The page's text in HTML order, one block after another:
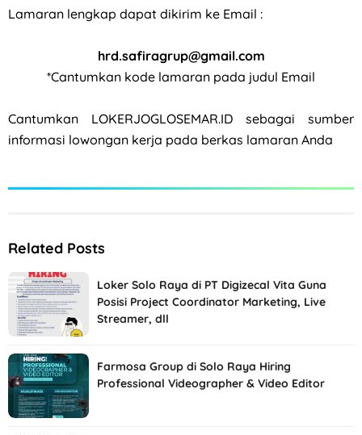
Lamaran lengkap dapat dikirim ke Email :
hrd.safiragrup@gmail.com
*Cantumkan kode lamaran pada judul Email
Cantumkan LOKERJOGLOSEMAR.ID sebagai sumber
informasi lowongan kerja pada berkas lamaran Anda
Related Posts
Loker Solo Raya di PT Digizecal Vita Guna
Posisi Project Coordinator Marketing, Live
Streamer, dll
Farmosa Group di Solo Raya Hiring
Professional Videographer & Video Editor